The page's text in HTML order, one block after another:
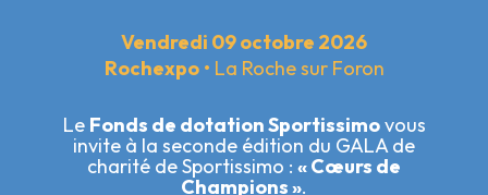
Vendredi 09 octobre 2026
Rochexpo• La Roche sur Foron
Le Fonds de dotation Sportissimovous
invite à la seconde édition du GALA de
charité de Sportissimo : « Cœurs de
Champions ».